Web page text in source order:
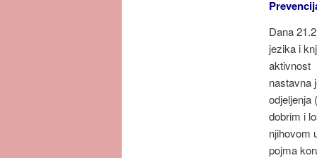
Dana
jezika i
aktivnost
nastavna
odjeljenja
dobrim i
njihovom
pojma